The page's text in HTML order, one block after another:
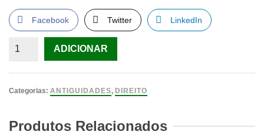
Facebook Twitter LinkedIn
Quantidade
De
(7.a
ADICIONAR
Categorias: ANTIGUIDADES, DIREITO
Produtos Relacionados